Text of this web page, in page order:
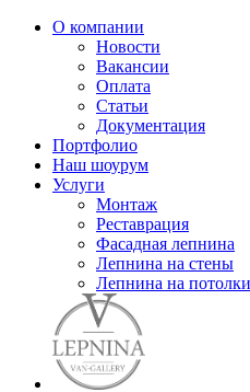
О компании
Новости
Вакансии
Оплата
Статьи
Документация
Портфолио
Наш шоурум
Услуги
Монтаж
Реставрация
Фасадная лепнина
Лепнина на стены
Лепнина на потолки